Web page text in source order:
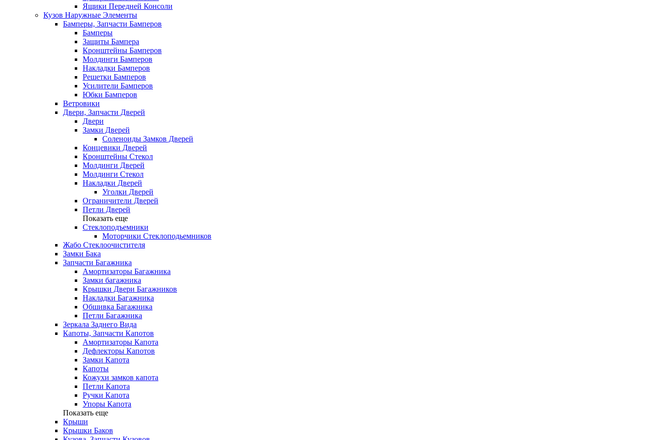
Ящики Передней Консоли
Кузов Наружные Элементы
Бамперы, Запчасти Бамперов
Бамперы
Защиты Бампера
Кронштейны Бамперов
Молдинги Бамперов
Накладки Бамперов
Решетки Бамперов
Усилители Бамперов
Юбки Бамперов
Ветровики
Двери, Запчасти Дверей
Двери
Замки Дверей
Соленоиды Замков Дверей
Концевики Дверей
Кронштейны Стекол
Молдинги Дверей
Молдинги Стекол
Накладки Дверей
Уголки Дверей
Ограничители Дверей
Петли Дверей
Показать еще
Стеклоподъемники
Моторчики Стеклоподьемников
Жабо Стеклоочистителя
Замки Бака
Запчасти Багажника
Амортизаторы Багажника
Замки багажника
Крышки Двери Багажников
Накладки Багажника
Обшивка Багажника
Петли Багажника
Зеркала Заднего Вида
Капоты, Запчасти Капотов
Амортизаторы Капота
Дефлекторы Капотов
Замки Капота
Капоты
Кожухи замков капота
Петли Капота
Ручки Капота
Упоры Капота
Показать еще
Крыши
Крышки Баков